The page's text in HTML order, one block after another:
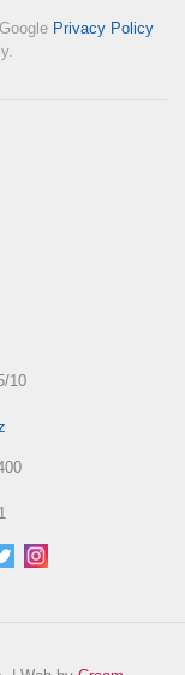
Privacy Policy
10